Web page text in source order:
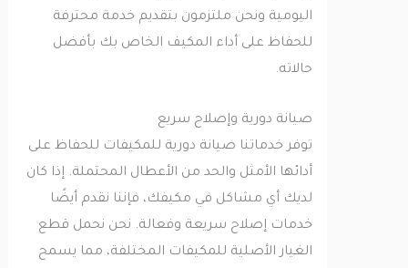
اليومية ونحن ملتزمون بتقديم خدمة محترفة
للحفاظ على أداء المكيف الخاص بك بأفضل
حالاته.
صيانة دورية وإصلاح سريع
توفر خدماتنا صيانة دورية للمكيفات للحفاظ على
أدائها الأمثل والحد من الأعطال المحتملة. إذا كان
لديك أي مشاكل في مكيفك، فإننا نقدم أيضًا
خدمات إصلاح سريعة وفعالة. نحن نحمل قطع
الغيار الأصلية للمكيفات المختلفة، مما يسمح